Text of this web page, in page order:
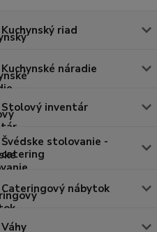
Kuchynský riad
Kuchynské náradie
Stolový inventár
Švédske stolovanie -
catering
Cateringový nábytok
Váhy